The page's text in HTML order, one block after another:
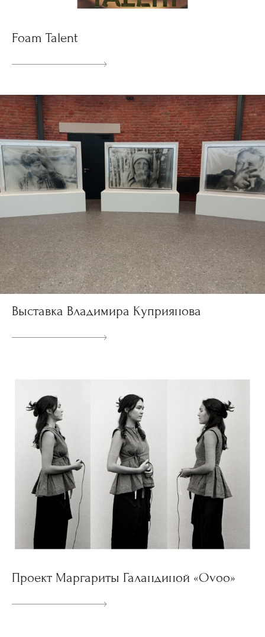
Foam Talent
Выставка Владимира Куприянова
Проект Маргариты Галандиной «Ovoo»